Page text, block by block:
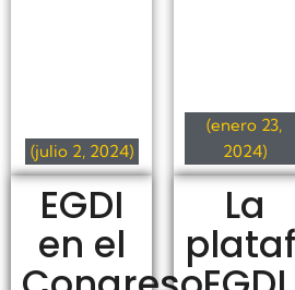
(julio 2, 2024)
EGDI
en el
(enero 23,
2024)
La